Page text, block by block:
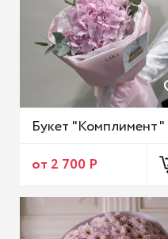
Букет "Комплимент"
от 2 700 Р